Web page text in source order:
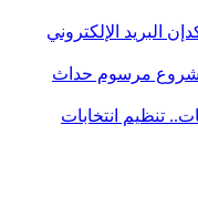
البريد الإلكتروني
مرسوم حداث
تنظيم انتخابات